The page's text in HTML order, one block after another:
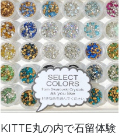
KITTE丸の内で石留体験